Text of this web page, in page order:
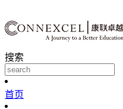
搜索
首页